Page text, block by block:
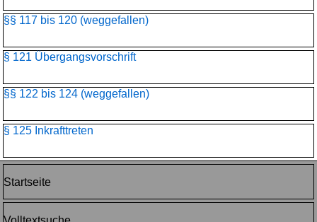
§§ 117 bis 120 (weggefallen)
§ 121 Übergangsvorschrift
§§ 122 bis 124 (weggefallen)
§ 125 Inkrafttreten
Startseite